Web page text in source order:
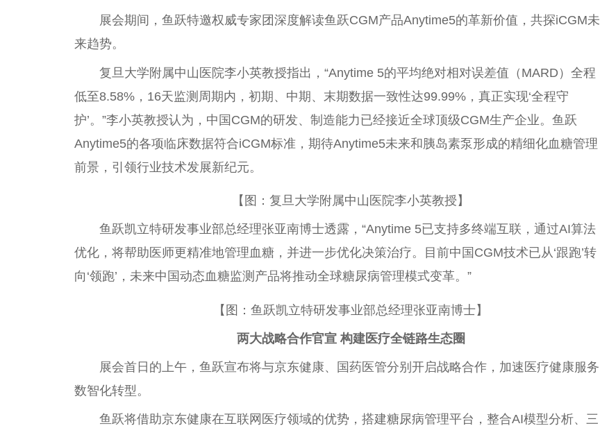
展会期间，鱼跃特邀权威专家团深度解读鱼跃CGM产品Anytime5的革新价值，共探iCGM未
来趋势。
复旦大学附属中山医院李小英教授指出，“Anytime 5的平均绝对相对误差值（MARD）全程
低至8.58%，16天监测周期内，初期、中期、末期数据一致性达99.99%，真正实现‘全程守
护’。”李小英教授认为，中国CGM的研发、制造能力已经接近全球顶级CGM生产企业。鱼跃
Anytime5的各项临床数据符合iCGM标准，期待Anytime5未来和胰岛素泵形成的精细化血糖管理
前景，引领行业技术发展新纪元。
【图：复旦大学附属中山医院李小英教授】
鱼跃凯立特研发事业部总经理张亚南博士透露，“Anytime 5已支持多终端互联，通过AI算法
优化，将帮助医师更精准地管理血糖，并进一步优化决策治疗。目前中国CGM技术已从‘跟跑’转
向‘领跑’，未来中国动态血糖监测产品将推动全球糖尿病管理模式变革。”
【图：鱼跃凯立特研发事业部总经理张亚南博士】
两大战略合作官宣 构建医疗全链路生态圈
展会首日的上午，鱼跃宣布将与京东健康、国药医管分别开启战略合作，加速医疗健康服务
数智化转型。
鱼跃将借助京东健康在互联网医疗领域的优势，搭建糖尿病管理平台，整合AI模型分析、三